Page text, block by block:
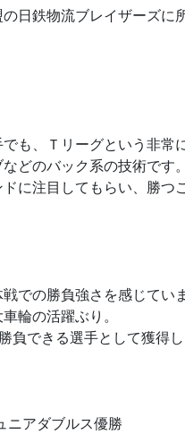
日鉄物流ブレイザーズ
も、Ｔリーグという非常
どのバック系の技術です。
に注目してもらい、勝つ
での勝負強さを感じてい
輪の活躍ぶり。
できる選手として獲得し
アダブルス優勝